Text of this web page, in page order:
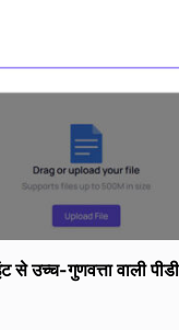
से उच्च-गुणवत्ता वाली